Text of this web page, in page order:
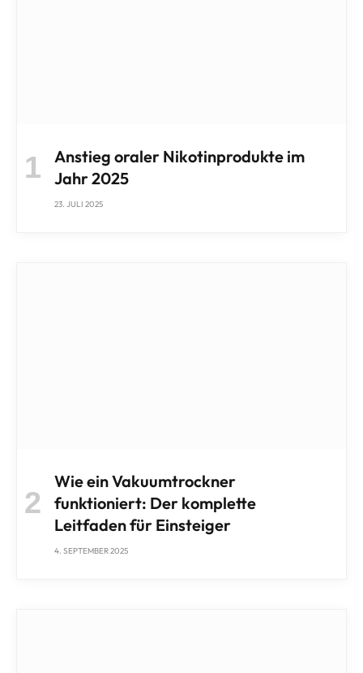
Anstieg oraler Nikotinprodukte im
Jahr 2025
23. JULI 2025
Wie ein Vakuumtrockner
funktioniert: Der komplette
Leitfaden für Einsteiger
4. SEPTEMBER 2025